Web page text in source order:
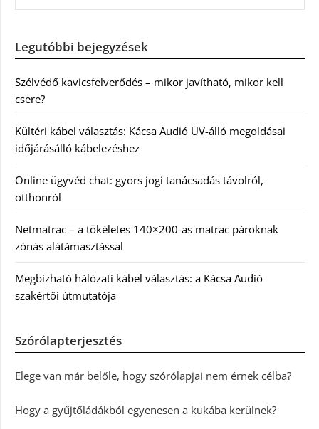
Legutóbbi bejegyzések
Szélvédő kavicsfelverődés – mikor javítható, mikor kell
csere?
Kültéri kábel választás: Kácsa Audió UV-álló megoldásai
időjárásálló kábelezéshez
Online ügyvéd chat: gyors jogi tanácsadás távolról,
otthonról
Netmatrac – a tökéletes 140×200-as matrac pároknak
zónás alátámasztással
Megbízható hálózati kábel választás: a Kácsa Audió
szakértői útmutatója
Szórólapterjesztés
Elege van már belőle, hogy szórólapjai nem érnek célba?
Hogy a gyűjtőládákból egyenesen a kukába kerülnek?